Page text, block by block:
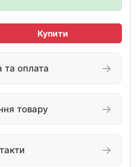
Купити
та оплата
товару